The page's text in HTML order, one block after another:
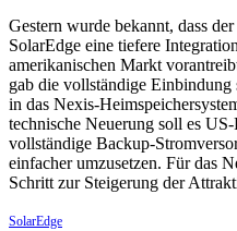
Gestern wurde bekannt, dass
SolarEdge eine tiefere
amerikanischen Markt
gab die vollständige
in das Nexis-
technische Neuerung soll es
vollständige Backup-
einfacher umzusetzen. Für das
Schritt zur Steigerung der
SolarEdge